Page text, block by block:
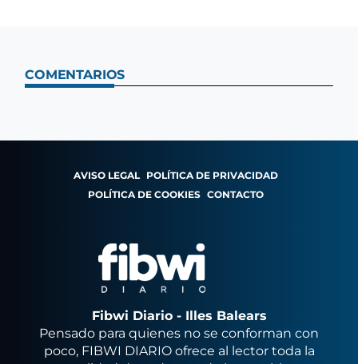
COMENTARIOS
AVISO LEGAL POLÍTICA DE PRIVACIDAD
POLÍTICA DE COOKIES CONTACTO
Fibwi Diario - Illes Balears
Pensado para quienes no se conforman con
poco, FIBWI DIARIO ofrece al lector toda la